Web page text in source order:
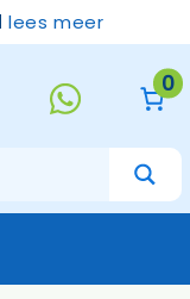
lees meer
0